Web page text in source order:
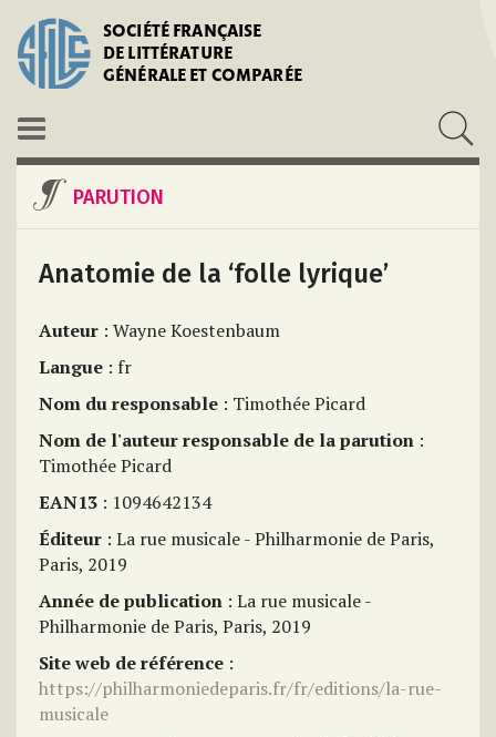
SOCIÉTÉ FRANÇAISE
DE LITTÉRATURE
GÉNÉRALE ET COMPARÉE
PARUTION
Anatomie de la ‘folle lyrique’
Auteur : Wayne Koestenbaum
Langue : fr
Nom du responsable : Timothée Picard
Nom de l'auteur responsable de la parution :
Timothée Picard
EAN13 : 1094642134
Éditeur : La rue musicale - Philharmonie de Paris,
Paris, 2019
Année de publication : La rue musicale -
Philharmonie de Paris, Paris, 2019
Site web de référence :
https://philharmoniedeparis.fr/fr/editions/la-rue-
musicale